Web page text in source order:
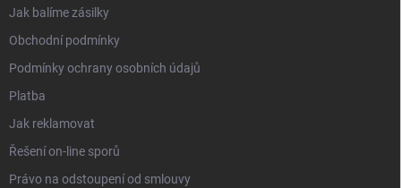
Jak balíme zásilky
Obchodní podmínky
Podmínky ochrany osobních údajů
Platba
Jak reklamovat
Řešení on-line sporů
Právo na odstoupení od smlouvy